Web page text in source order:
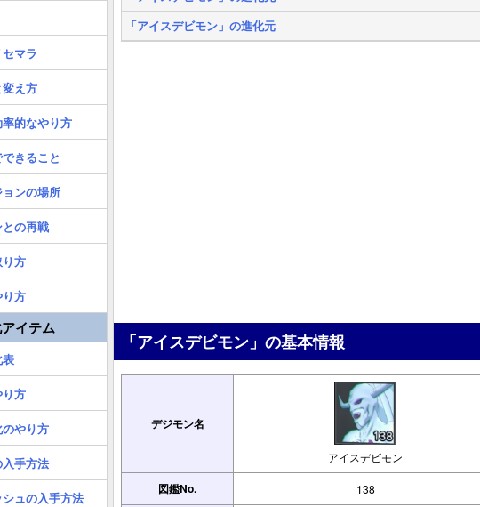
「アイスデビモン」の進化元
「アイスデビモン」の基本情報
デジモン名
アイスデビモン
図鑑No. 138
マラ
え方
的なやり方
きること
ンの場所
の再戦
方
方
イテム
方
やり方
手方法
ュの入手方法